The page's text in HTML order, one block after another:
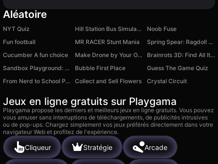
Aléatoire
NYT Quiz Hill Station Bus Simulator
Noob Fuse
Fun football
MR RACER Stunt Mania
Spring Spear: Ragdoll Challenge
Cucumber A fun choice
Make Drone by Your Own
Brainrots 3D: Find All Italian Animals
Sandbox Playground: Sprunki
Bubble First Place
Guess The Game Quiz
From Nerd to School Popular
Collect and Sell Flowers Crystal Circuit
Jeux en ligne gratuits sur Playgama
Playgama propose les derniers et meilleurs jeux en ligne gratuits. Vous pouvez
vous amuser sans interruptions de téléchargements, de publicités intrusives
ou de pop-ups. Chargez simplement vos jeux préférés directement dans votre
navigateur Web et profitez de l'expérience.
Cliqueur Stratégie Arcade